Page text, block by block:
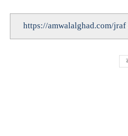
https://amwalalghad.com/jraf